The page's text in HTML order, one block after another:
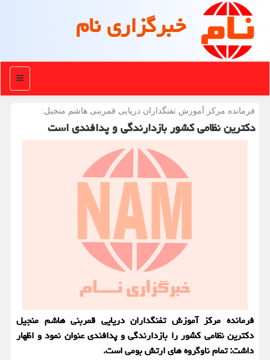
خبرگزاری نام
منو
فرمانده مركز آموزش تفنگداران دریایی قمربنی هاشم منجیل:
دکترین نظامی کشور بازدارندگی و پدافندی است
فرمانده مرکز آموزش تفنگداران دریایی قمربنی هاشم منجیل
دکترین نظامی کشور را بازدارندگی و پدافندی عنوان نمود و اظهار
داشت: تمام ناوگروه های ارتش بومی است.